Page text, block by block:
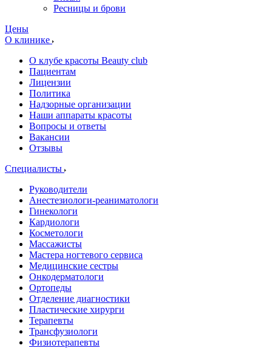
Ресницы и брови
Цены
О клинике
О клубе красоты Beauty club
Пациентам
Лицензии
Политика
Надзорные организации
Наши аппараты красоты
Вопросы и ответы
Вакансии
Отзывы
Специалисты
Руководители
Анестезиологи-реаниматологи
Гинекологи
Кардиологи
Косметологи
Массажисты
Мастера ногтевого сервиса
Медицинские сестры
Онкодерматологи
Ортопеды
Отделение диагностики
Пластические хирурги
Терапевты
Трансфузиологи
Физиотерапевты